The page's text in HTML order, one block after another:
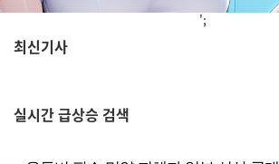
';
최신기사
실시간급상승 검색